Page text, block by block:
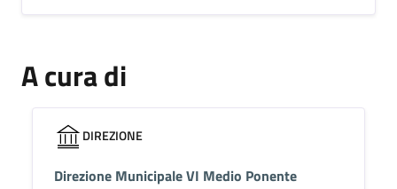
A cura di
DIREZIONE
Direzione Municipale VI Medio Ponente